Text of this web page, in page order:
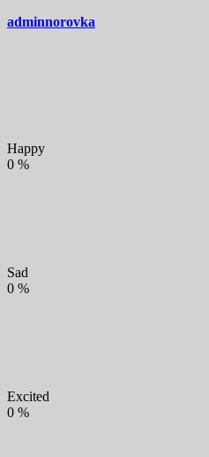
adminnorovka
Happy
0 %
Sad
0 %
Excited
0 %